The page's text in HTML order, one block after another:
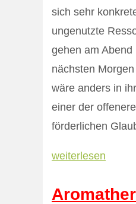
sich sehr
ungenutzte
gehen am
nächsten
wäre anders in
einer der
förderlichen
weiterlesen